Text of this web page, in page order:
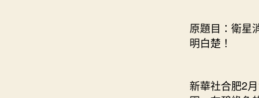
原題目：衛星
明白楚！
新華社合肥2